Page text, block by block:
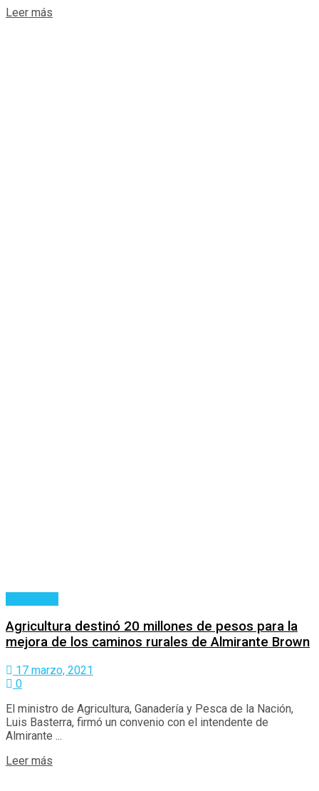
Leer más
Agricultura destinó 20 millones de pesos para la
mejora de los caminos rurales de Almirante Brown
17 marzo, 2021
0
El ministro de Agricultura, Ganadería y Pesca de la Nación,
Luis Basterra, firmó un convenio con el intendente de
Almirante ...
Leer más